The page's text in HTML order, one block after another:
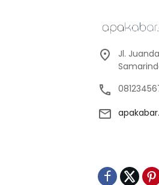
Jl.